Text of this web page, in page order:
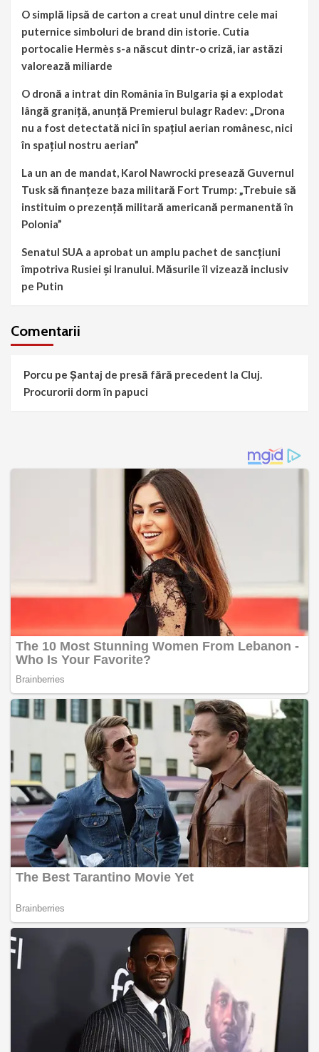
O simplă lipsă de carton a creat unul dintre cele mai
puternice simboluri de brand din istorie. Cutia
portocalie Hermès s-a născut dintr-o criză, iar astăzi
valorează miliarde
O dronă a intrat din România în Bulgaria și a explodat
lângă graniță, anunță Premierul bulagr Radev: „Drona
nu a fost detectată nici în spațiul aerian românesc, nici
în spațiul nostru aerian”
La un an de mandat, Karol Nawrocki presează Guvernul
Tusk să finanțeze baza militară Fort Trump: „Trebuie să
instituim o prezență militară americană permanentă în
Polonia”
Senatul SUA a aprobat un amplu pachet de sancțiuni
împotriva Rusiei și Iranului. Măsurile îl vizează inclusiv
pe Putin
Comentarii
Porcu pe Șantaj de presă fără precedent la Cluj.
Procurorii dorm în papuci